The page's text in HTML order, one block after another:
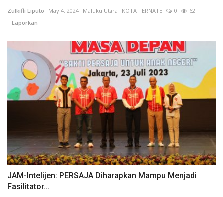
Zulkifli Liputo May 4, 2024 Maluku Utara KOTA TERNATE 0
62
Laporkan
JAM-Intelijen: PERSAJA Diharapkan Mampu Menjadi
Fasilitator...